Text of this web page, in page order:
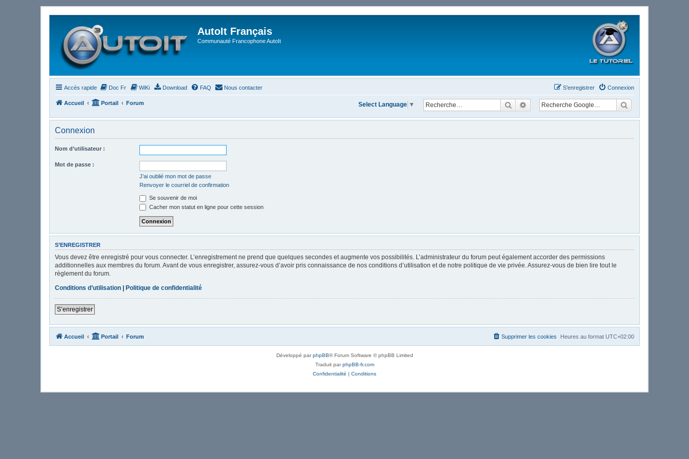
AutoIt Français
Communauté Francophone AutoIt
Accès rapide Doc Fr WiKi Download FAQ Nous contacter Connexion
S’enregistrer
Accueil Portail Forum RechercherRecherche avancée
Select Language ▼
Connexion
Nom d’utilisateur :
Mot de passe :
J’ai oublié mon mot de passe
Renvoyer le courriel de confirmation
Se souvenir de moi
Cacher mon statut en ligne pour cette session
S’ENREGISTRER
Vous devez être enregistré pour vous connecter. L’enregistrement ne prend que quelques secondes et augmente vos possibilités. L’administrateur du forum peut également accorder des permissions
additionnelles aux membres du forum. Avant de vous enregistrer, assurez-vous d’avoir pris connaissance de nos conditions d’utilisation et de notre politique de vie privée. Assurez-vous de bien lire tout le
règlement du forum.
Conditions d’utilisation | Politique de confidentialité
S’enregistrer
Accueil Portail Forum Heures au format UTC+02:00
Supprimer les cookies
Développé parphpBB® Forum Software © phpBB Limited
Traduit parphpBB-fr.com
Confidentialité | Conditions